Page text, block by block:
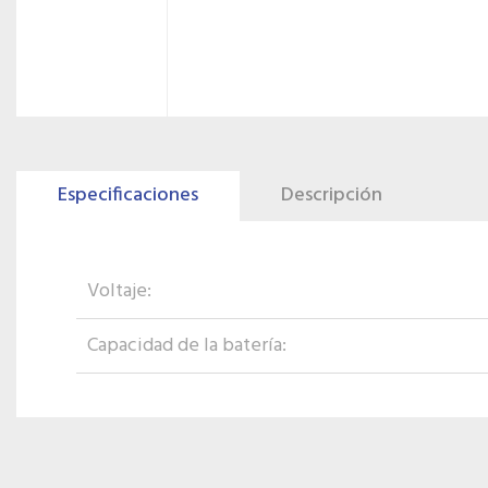
Especificaciones Descripción
Voltaje:
Capacidad de la batería: